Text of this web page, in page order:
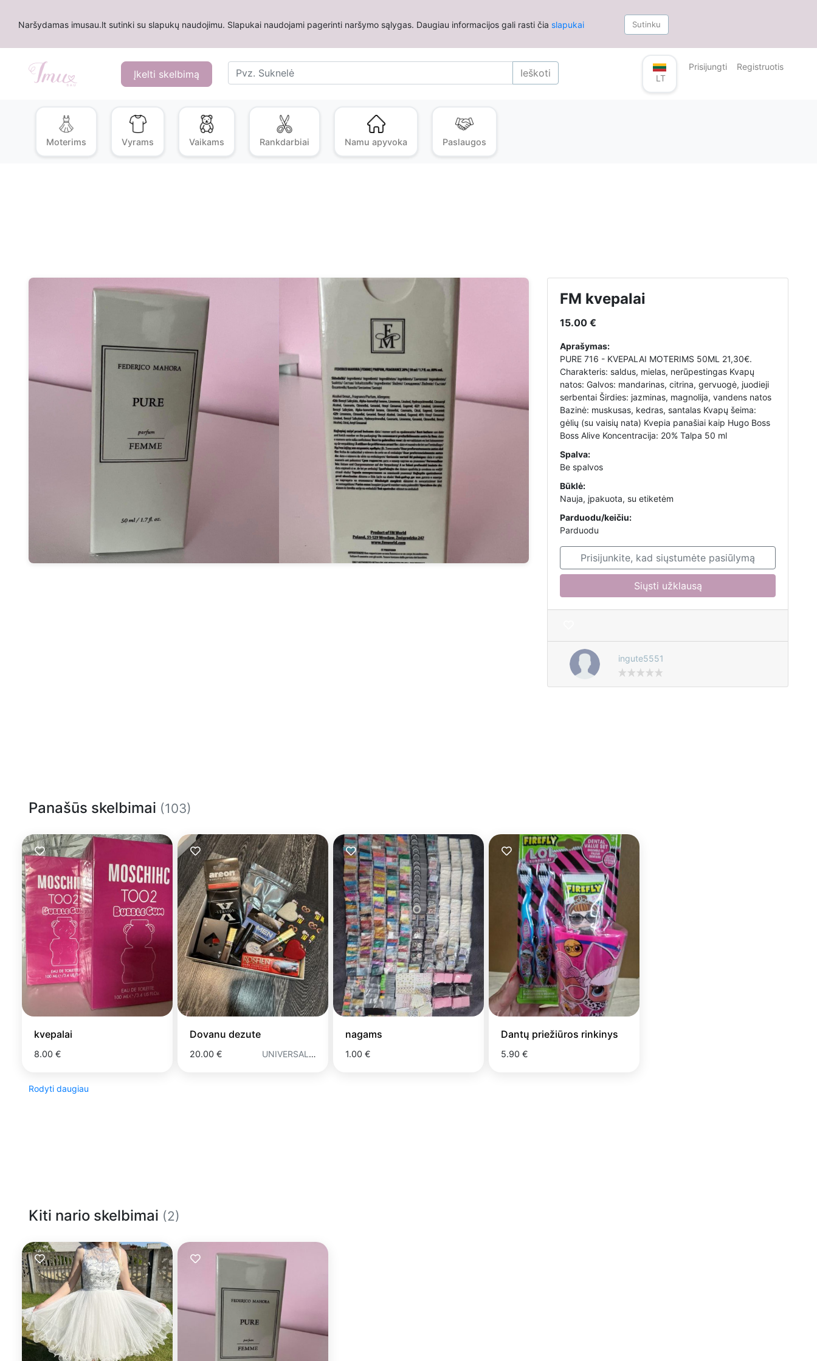
Naršydamas imusau.lt sutinki su slapukų naudojimu. Slapukai naudojami pagerinti naršymo sąlygas. Daugiau informacijos gali rasti čia slapukai Sutinku
Įkelti skelbimą Ieškoti LT
Prisijungti Registruotis
Moterims Vyrams Vaikams Rankdarbiai Namu apyvoka Paslaugos
FM kvepalai
15.00 €
Aprašymas:
PURE 716 - KVEPALAI MOTERIMS 50ML 21,30€.
Charakteris: saldus, mielas, nerūpestingas Kvapų
natos: Galvos: mandarinas, citrina, gervuogė, juodieji
serbentai Širdies: jazminas, magnolija, vandens natos
Bazinė: muskusas, kedras, santalas Kvapų šeima:
gėlių (su vaisių nata) Kvepia panašiai kaip Hugo Boss
Boss Alive Koncentracija: 20% Talpa 50 ml
Spalva:
Be spalvos
Būklė:
Nauja, įpakuota, su etiketėm
Parduodu/keičiu:
Parduodu
Prisijunkite, kad siųstumėte pasiūlymą
Siųsti užklausą
ingute5551
Panašūs skelbimai (103)
kvepalai
8.00 €
Dovanu dezute
20.00 € UNIVERSALUS
nagams
1.00 €
Dantų priežiūros rinkinys
5.90 €
Rodyti daugiau
Kiti nario skelbimai (2)